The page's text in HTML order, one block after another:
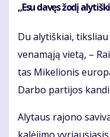
„Esu da­vęs žo­dį
Du aly­tiš­kiai,
ve­na­mą­ją vie­tą, –
tas Mi­ke­lio­nis
Dar­bo par­ti­jos
Aly­taus ra­jo­no